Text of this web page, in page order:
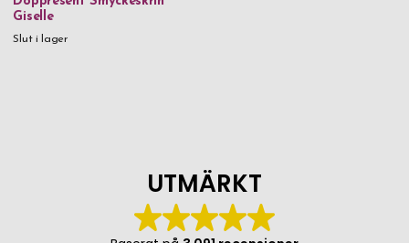
Giselle
Slut i lager